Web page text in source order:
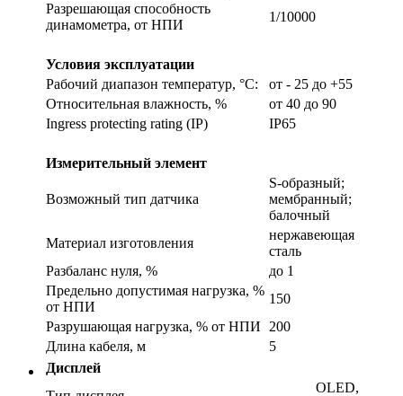
Разрешающая способность
динамометра, от НПИ
1/10000
Условия эксплуатации
Рабочий диапазон температур, °С:
от - 25 до +55
Относительная влажность, %
от 40 до 90
Ingress protecting rating (IP)
IP65
Измерительный элемент
Возможный тип датчика
S-образный;
мембранный;
балочный
Материал изготовления
нержавеющая
сталь
Разбаланс нуля, %
до 1
Предельно допустимая нагрузка, %
от НПИ
150
Разрушающая нагрузка, % от НПИ 200
Длина кабеля, м
5
Дисплей
OLED,